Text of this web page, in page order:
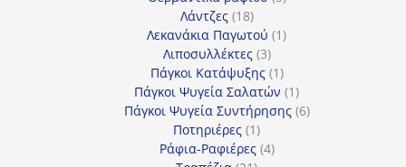
Λάντζες 1818
προϊόντα
Λεκανάκια Παγωτού 11
Λιποσυλλέκτες 33
προϊόντα
Πάγκοι Κατάψυξης 11
προϊόν
Πάγκοι Ψυγεία Σαλατών 11
προϊόν
Πάγκοι Ψυγεία Συντήρησης 66
Ποτηριέρες 11
προϊόν
Ράφια-Ραφιέρες 44